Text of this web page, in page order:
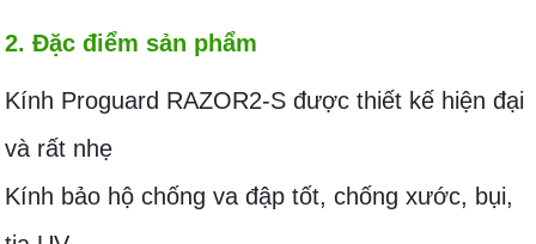
2. Đặc điểm sản phẩm
Kính Proguard RAZOR2-S được thiết kế hiện đại
và rất nhẹ
Kính bảo hộ chống va đập tốt, chống xước, bụi,